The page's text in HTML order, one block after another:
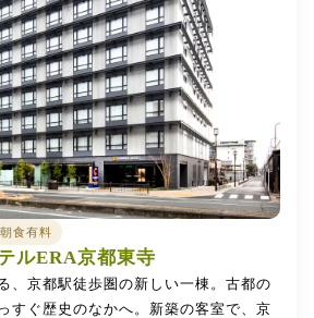
朝食有料
ルERA京都東寺
、京都駅徒歩圏の新しい一棟。古都の
すぐ歴史のなかへ。新築の客室で、京